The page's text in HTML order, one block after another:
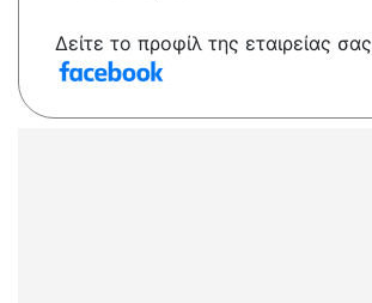
Δείτε το προφίλ της εταιρείας σας